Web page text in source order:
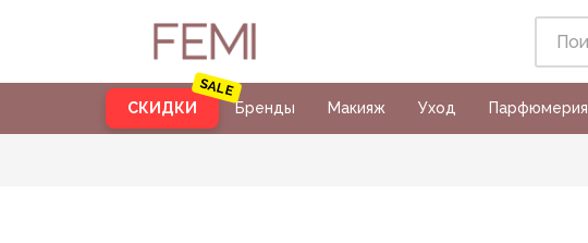
СКИДКИ Бренды Макияж Уход Парфюмерия